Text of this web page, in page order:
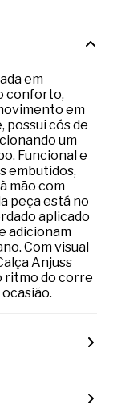
em
conforto,
em
possui cós de
um
Funcional e
embutidos,
mão com
peça está no
aplicado
adicionam
Com visual
Anjuss
ritmo do corre